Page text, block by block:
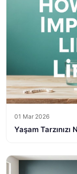
01 Mar 2026
Yaşam